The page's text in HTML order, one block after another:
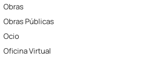
Obras
Obras Públicas
Ocio
Oficina Virtual